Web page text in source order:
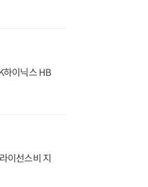
하이닉스 HB
이선스비 지